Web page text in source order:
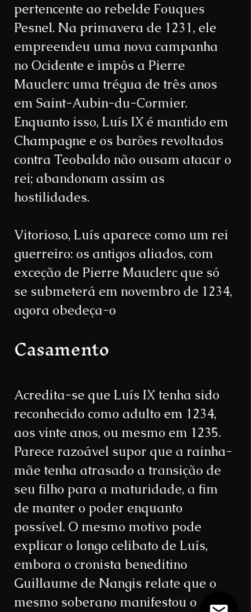
pertencente ao rebelde Fouques
Pesnel. Na primavera de 1231, ele
empreendeu uma nova campanha
no Ocidente e impôs a Pierre
Mauclerc uma trégua de três anos
em Saint-Aubin-du-Cormier.
Enquanto isso, Luís IX é mantido em
Champagne e os barões revoltados
contra Teobaldo não ousam atacar o
rei; abandonam assim as
hostilidades.
Vitorioso, Luís aparece como um rei
guerreiro: os antigos aliados, com
exceção de Pierre Mauclerc que só
se submeterá em novembro de 1234,
agora obedeça-o
Casamento
Acredita-se que Luís IX tenha sido
reconhecido como adulto em 1234,
aos vinte anos, ou mesmo em 1235.
Parece razoável supor que a rainha-
mãe tenha atrasado a transição de
seu filho para a maturidade, a fim
de manter o poder enquanto
possível. O mesmo motivo pode
explicar o longo celibato de Luís,
embora o cronista beneditino
Guillaume de Nangis relate que o
mesmo soberano manifestou o